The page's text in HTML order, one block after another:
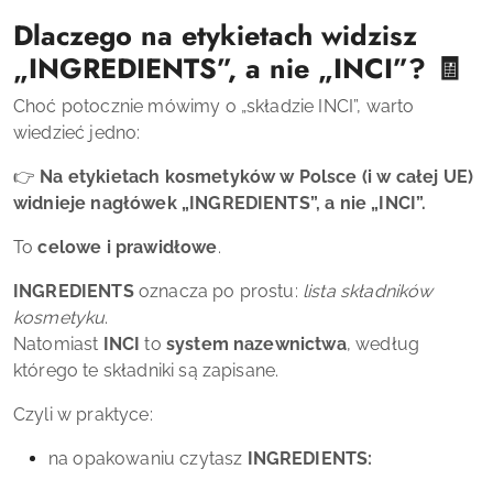
Dlaczego na etykietach widzisz
„INGREDIENTS”, a nie „INCI”? 🧾
Choć potocznie mówimy o „składzie INCI”, warto
wiedzieć jedno:
👉 Na etykietach kosmetyków w Polsce (i w całej UE)
widnieje nagłówek „INGREDIENTS”, a nie „INCI”.
Tocelowe i prawidłowe.
INGREDIENTSoznacza po prostu: lista składników
kosmetyku.
Natomiast
INCI to system nazewnictwa, według
którego te składniki są zapisane.
Czyli w praktyce:
na opakowaniu czytasz INGREDIENTS: